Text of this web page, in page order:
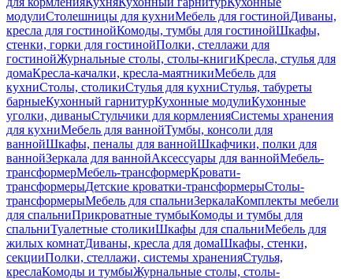
модулиСтолешницы для кухниМебель для гостинойДиваны,
кресла для гостинойКомоды, тумбы для гостинойШкафы,
стенки, горки для гостинойПолки, стеллажи для
гостинойЖурнальные столы, столы-книгиКресла, стулья для
домаКресла-качалки, кресла-маятникиМебель для
кухниСтолы, столикиСтулья для кухниСтулья, табуреты
барныеКухонный гарнитурКухонные модулиКухонные
уголки, диваныСтульчики для кормленияСистемы хранения
для кухниМебель для ваннойТумбы, консоли для
ваннойШкафы, пеналы для ваннойШкафчики, полки для
ваннойЗеркала для ваннойАксессуары для ваннойМебель-
трансформерМебель-трансформерКровати-
трансформерыДетские кроватки-трансформерыСтолы-
трансформерыМебель для спальниЗеркалаКомплекты мебели
для спальниПрикроватные тумбыКомоды и тумбы для
спальниТуалетные столикиШкафы для спальниМебель для
жилых комнатДиваны, кресла для домаШкафы, стенки,
секцииПолки, стеллажи, системы храненияСтулья,
креслаКомоды и тумбыЖурнальные столы, столы-